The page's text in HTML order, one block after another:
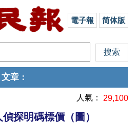
電子報 简体版
文章 ：
人氣： 29,100
探明碼標價（圖）